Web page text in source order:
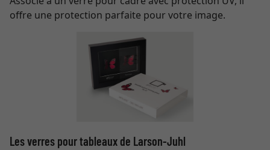
offre une protection parfaite pour votre image.
Les verres pour tableaux de Larson-Juhl